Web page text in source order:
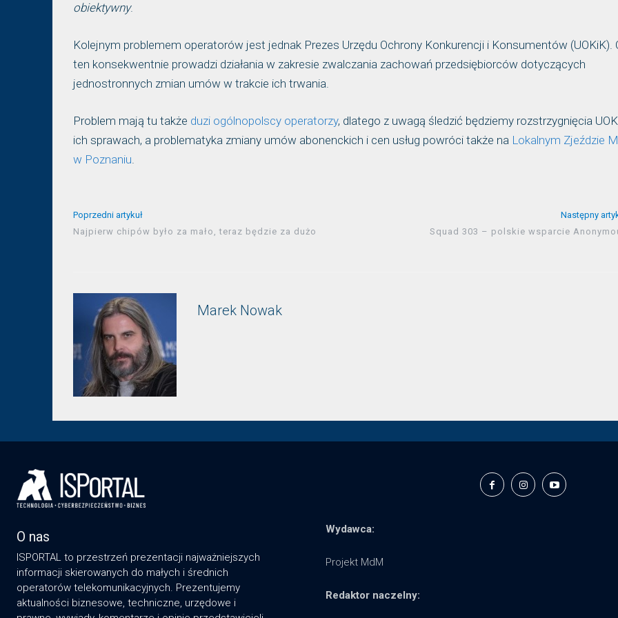
obiektywny.
Kolejnym problemem operatorów jest jednak Prezes Urzędu Ochrony Konkurencji i Konsumentów (UOKiK).
ten konsekwentnie prowadzi działania w zakresie zwalczania zachowań przedsiębiorców dotyczących
jednostronnych zmian umów w trakcie ich trwania.
Problem mają tu także duzi ogólnopolscy operatorzy, dlatego z uwagą śledzić będziemy rozstrzygnięcia
ich sprawach, a problematyka zmiany umów abonenckich i cen usług powróci także na Lokalnym Zjeździe
w Poznaniu.
Poprzedni artykuł
Najpierw chipów było za mało, teraz będzie za dużo
Następny
Squad 303 – polskie wsparcie
Marek Nowak
O nas
ISPORTAL to przestrzeń prezentacji najważniejszych
informacji skierowanych do małych i średnich
operatorów telekomunikacyjnych. Prezentujemy
aktualności biznesowe, techniczne, urzędowe i
Wydawca:
Projekt MdM
Redaktor naczelny: